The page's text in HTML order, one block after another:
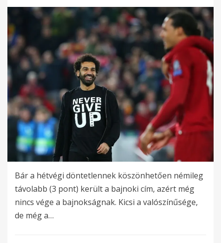
Bár a hétvégi döntetlennek köszönhetően némileg
távolabb (3 pont) került a bajnoki cím, azért még
nincs vége a bajnokságnak. Kicsi a valószínűsége,
de még a…